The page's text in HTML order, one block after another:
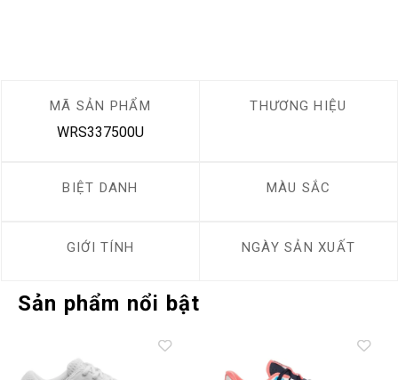
MÃ SẢN PHẨM
WRS337500U
THƯƠNG HIỆU
BIỆT DANH MÀU SẮC
GIỚI TÍNH NGÀY SẢN XUẤT
Sản phẩm nổi bật